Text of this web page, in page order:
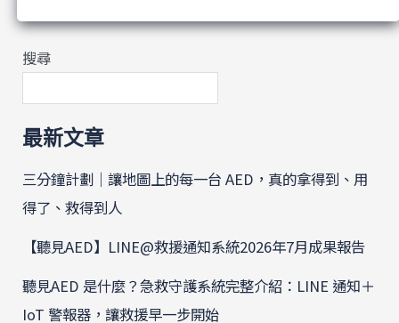
搜尋
最新文章
三分鐘計劃｜讓地圖上的每一台 AED，真的拿得到、用
得了、救得到人
【聽見AED】LINE@救援通知系統2026年7月成果報告
聽見AED 是什麼？急救守護系統完整介紹：LINE 通知＋
IoT 警報器，讓救援早一步開始